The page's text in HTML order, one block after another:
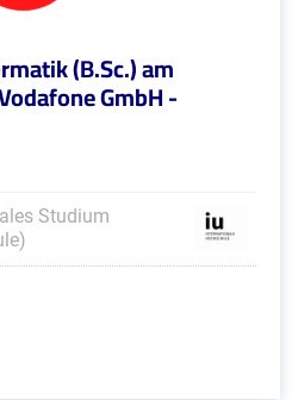
(B.Sc.) am
GmbH -
Studium